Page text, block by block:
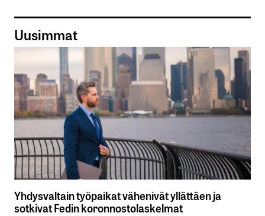
Uusimmat
Yhdysvaltain työpaikat vähenivät yllättäen ja
sotkivat Fedin koronnostolaskelmat